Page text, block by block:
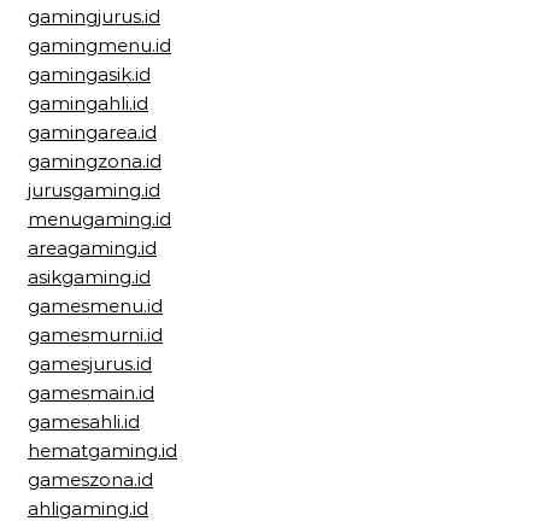
gamingjurus.id
gamingmenu.id
gamingasik.id
gamingahli.id
gamingarea.id
gamingzona.id
jurusgaming.id
menugaming.id
areagaming.id
asikgaming.id
gamesmenu.id
gamesmurni.id
gamesjurus.id
gamesmain.id
gamesahli.id
hematgaming.id
gameszona.id
ahligaming.id